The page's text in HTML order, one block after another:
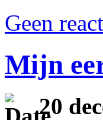
Geen
Mijn
20